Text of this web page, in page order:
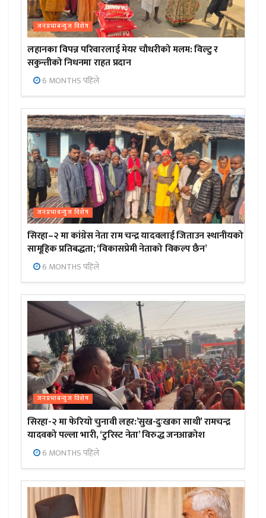
जनप्रभाबन्युज विशेष
लहानका विपन्न परिवारलाई मेयर चौधरीको मलम: विल्टु र
सकुन्तीको निधनमा राहत प्रदान
6 MONTHS पहिले
जनप्रभाबन्युज विशेष
सिरहा–२ मा कांग्रेस नेता राम चन्द्र यादवलाई जिताउन स्थानीयको
सामूहिक प्रतिबद्धता; ‘विकासप्रेमी नेताको विकल्प छैन’
6 MONTHS पहिले
जनप्रभाबन्युज विशेष
सिरहा-२ मा फेरियो चुनावी लहर:’सुख-दुःखका साथी’ रामचन्द्र
यादवको पल्ला भारी, ‘टुरिस्ट नेता’ विरुद्ध जनआक्रोश
6 MONTHS पहिले